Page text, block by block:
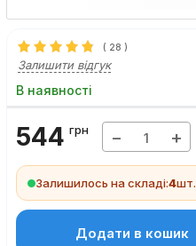
( 28 )
Залишити відгук
В наявності
544 грн − +
Залишилось на складі:4шт.
Додати в кошик